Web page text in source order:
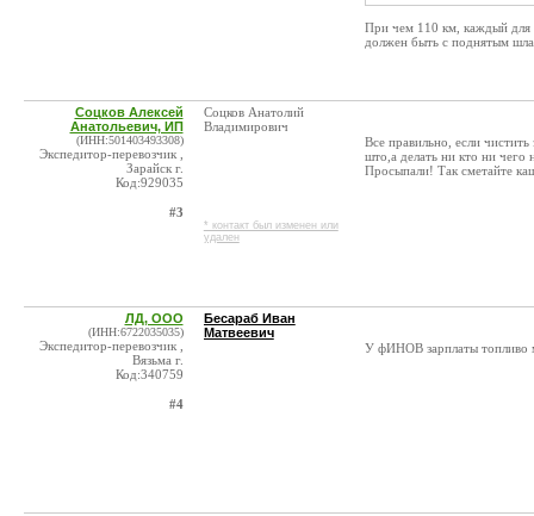
При чем 110 км, каждый для
должен быть с поднятым
Соцков Алексей
Анатольевич, ИП
(ИНН:501403493308)
Экспедитор-перевозчик ,
Зарайск г.
Код:929035
#3
Соцков Анатолий
Владимирович
* контакт был изменен или
удален
Все правильно, если
што,а делать ни кто ни чего
Просыпали! Так сметайте
ЛД, ООО
(ИНН:6722035035)
Экспедитор-перевозчик ,
Вязьма г.
Код:340759
#4
Бесараб Иван
Матвеевич
У фИНОВ зарплаты